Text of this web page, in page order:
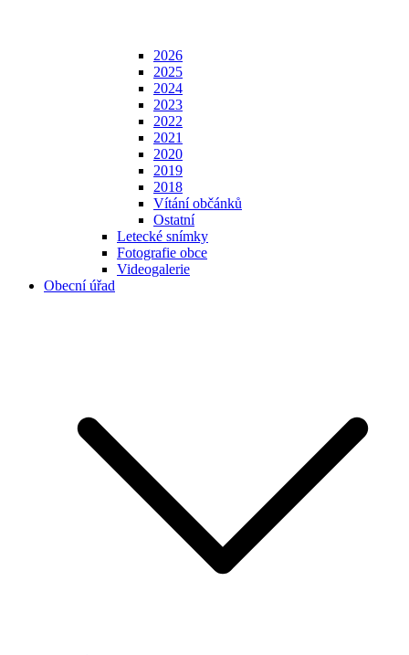
2026
2025
2024
2023
2022
2021
2020
2019
2018
Vítání občánků
Ostatní
Letecké snímky
Fotografie obce
Videogalerie
Obecní úřad